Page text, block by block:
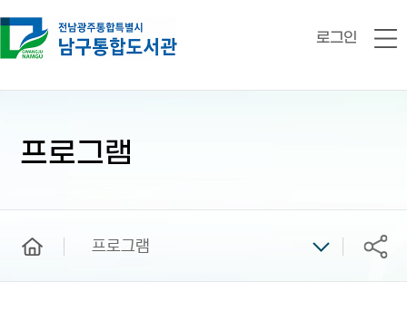
로그인
전
프로그램
프로그램 공유